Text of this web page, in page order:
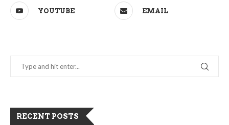
YOUTUBE EMAIL
RECENT POSTS